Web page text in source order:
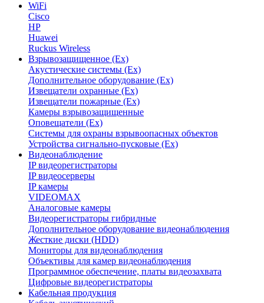
WiFi
Cisco
HP
Huawei
Ruckus Wireless
Взрывозащищенное (Ex)
Акустические системы (Ex)
Дополнительное оборудование (Ex)
Извещатели охранные (Ex)
Извещатели пожарные (Ex)
Камеры взрывозащищенные
Оповещатели (Ex)
Системы для охраны взрывоопасных объектов
Устройства сигнально-пусковые (Ex)
Видеонаблюдение
IP видеорегистраторы
IP видеосерверы
IP камеры
VIDEOMAX
Аналоговые камеры
Видеорегистраторы гибридные
Дополнительное оборудование видеонаблюдения
Жесткие диски (HDD)
Мониторы для видеонаблюдения
Объективы для камер видеонаблюдения
Программное обеспечение, платы видеозахвата
Цифровые видеорегистраторы
Кабельная продукция